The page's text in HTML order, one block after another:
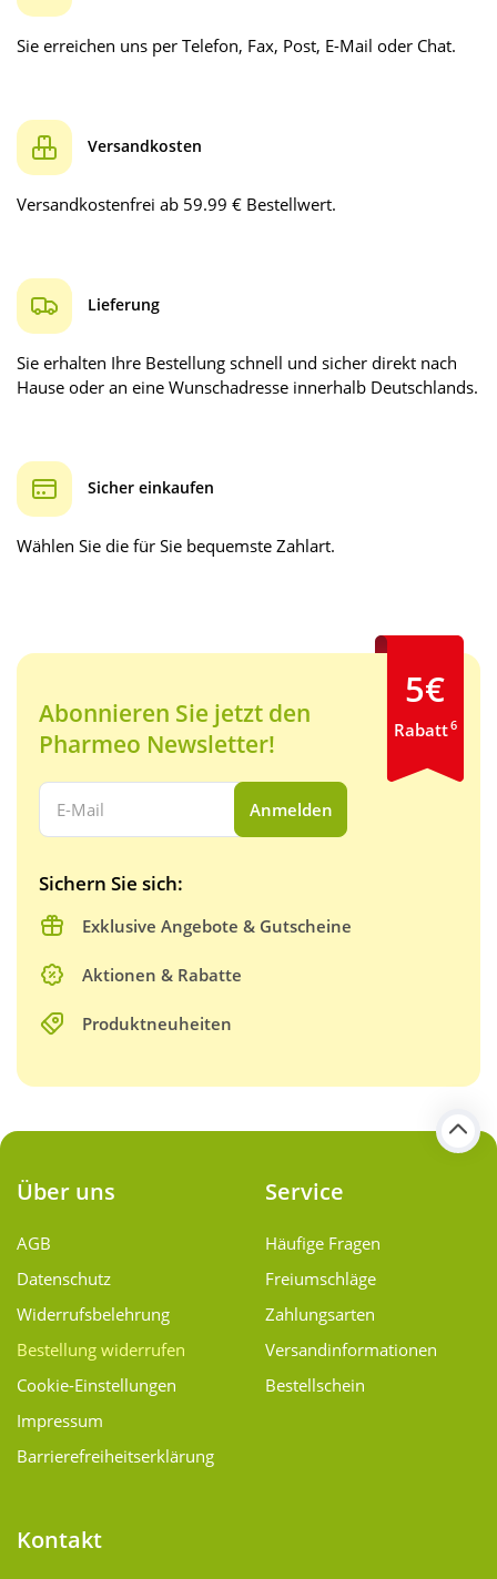
Sie erreichen uns per Telefon, Fax, Post, E-Mail oder Chat.
Versandkosten
Versandkostenfrei ab 59.99 € Bestellwert.
Lieferung
Sie erhalten Ihre Bestellung schnell und sicher direkt nach
Hause oder an eine Wunschadresse innerhalb Deutschlands.
Sicher einkaufen
Wählen Sie die für Sie bequemste Zahlart.
Abonnieren Sie jetzt den
Pharmeo Newsletter!
Ihre E-Mail Adresse:
Anmelden
Sichern Sie sich:
Exklusive Angebote & Gutscheine
Aktionen & Rabatte
Produktneuheiten
5€
Rabatt6
Über uns
AGB
Datenschutz
Widerrufsbelehrung
Bestellung widerrufen
Cookie-Einstellungen
Impressum
Barrierefreiheitserklärung
Service
Häufige Fragen
Freiumschläge
Zahlungsarten
Versand­informationen
Bestellschein
Kontakt